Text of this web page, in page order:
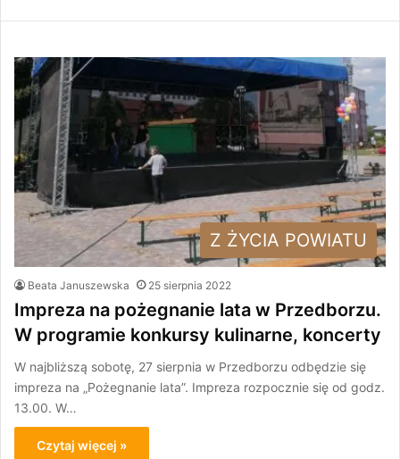
Z ŻYCIA POWIATU
Beata Januszewska 25 sierpnia 2022
Impreza na pożegnanie lata w Przedborzu.
W programie konkursy kulinarne, koncerty
W najbliższą sobotę, 27 sierpnia w Przedborzu odbędzie się
impreza na „Pożegnanie lata”. Impreza rozpocznie się od godz.
13.00. W…
Czytaj więcej »